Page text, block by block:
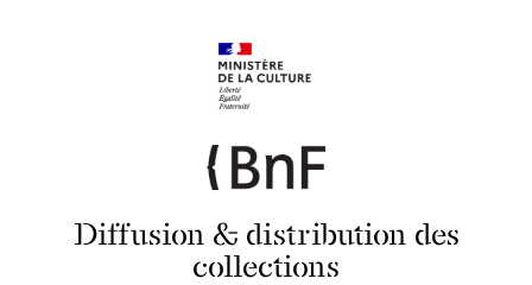
Diffusion & distribution des
collections